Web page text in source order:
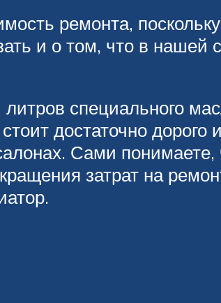
ремонта,
и о том, что в нашей
специального
достаточно дорого
Сами понимаете,
затрат на